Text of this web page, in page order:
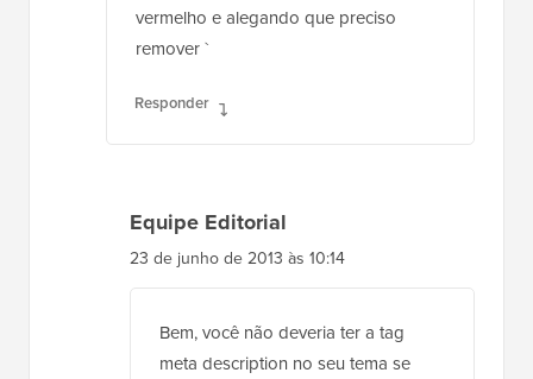
vermelho e alegando que preciso
remover `
Responder
Equipe Editorial
23 de junho de 2013 às 10:14
Bem, você não deveria ter a tag
meta description no seu tema se